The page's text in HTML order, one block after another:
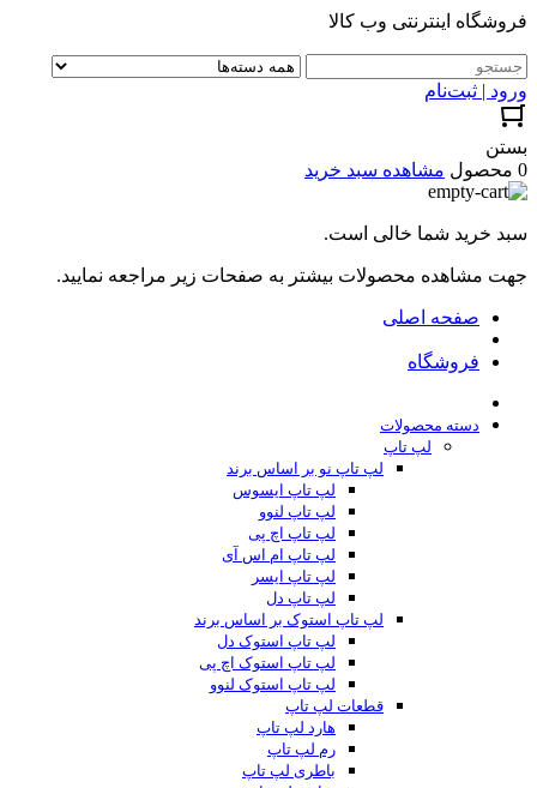
فروشگاه اینترنتی وب کالا
ورود | ثبت‌نام
بستن
0 محصول
مشاهده سبد خرید
سبد خرید شما خالی است.
جهت مشاهده محصولات بیشتر به صفحات زیر مراجعه نمایید.
صفحه اصلی
فروشگاه
دسته محصولات
لپ تاپ
لپ تاپ نو بر اساس برند
لپ تاپ ایسوس
لپ تاپ لنوو
لپ تاپ اچ پی
لپ تاپ ام اس آی
لپ تاپ ایسر
لپ تاپ دل
لپ تاپ استوک بر اساس برند
لپ تاپ استوک دل
لپ تاپ استوک اچ پی
لپ تاپ استوک لنوو
قطعات لپ تاپ
هارد لپ تاپ
رم لپ تاپ
باطری لپ تاپ